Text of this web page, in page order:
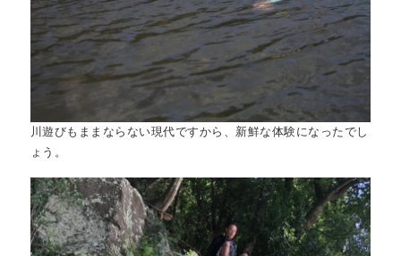
川遊びもままならない現代ですから、新鮮な体験になったでし
ょう。